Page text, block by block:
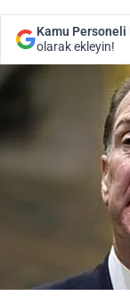
Kamu Personeli
olarak ekleyin!